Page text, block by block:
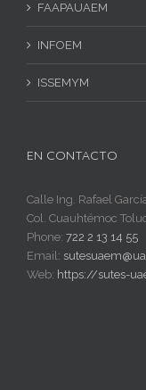
FAAPAUAEM
INFOEM
ISSEMYM
EN CONTACTO
Calle Ing. Rafael
Col. Cuauhtémoc
Phone: 722 2 13 14 55
Email:
Web: https://sutes-